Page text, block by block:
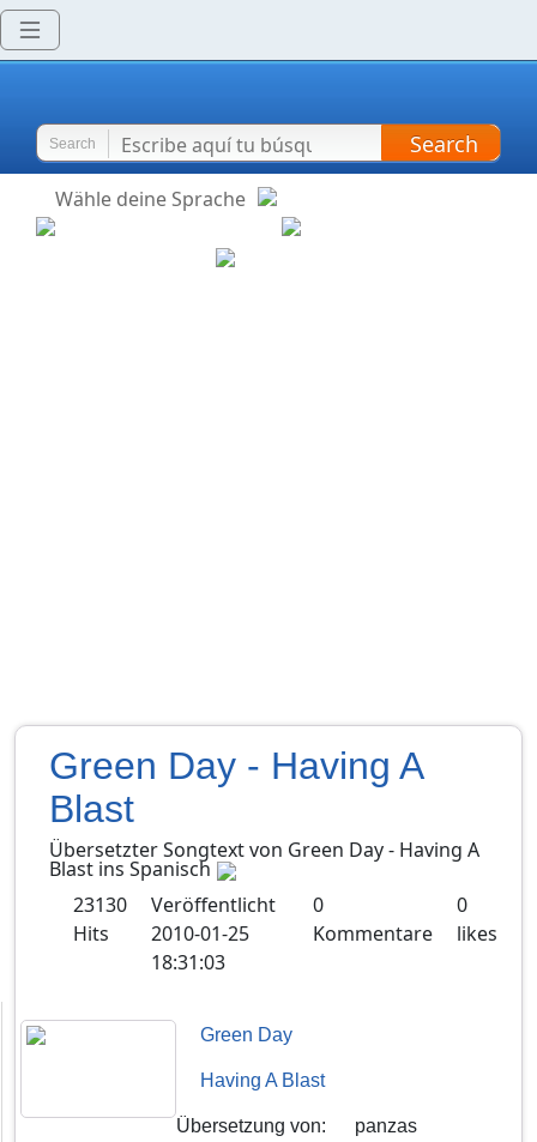
Search Search
Wähle deine Sprache
Green Day - Having A
Blast
Übersetzter Songtext von Green Day- Having A
Blast ins Spanisch
23130
Hits
Veröffentlicht
2010-01-25
18:31:03
0
Kommentare
0
likes
Green Day
Having A Blast
Übersetzung von: panzas